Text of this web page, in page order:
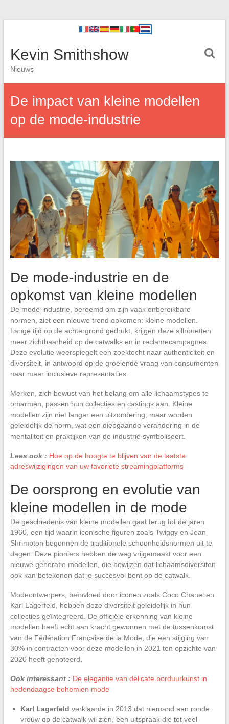
Kevin Smithshow
Nieuws
De impact van kleine modellen
op de mode-industrie
De mode-industrie en de
opkomst van kleine modellen
De mode-industrie, beroemd om zijn vaak onbereikbare
normen, ziet een nieuwe trend opkomen: kleine modellen.
Lange tijd op de achtergrond gedrukt, krijgen deze silhouetten
meer zichtbaarheid op de catwalks en in reclamecampagnes.
Deze evolutie weerspiegelt een zoektocht naar authenticiteit en
diversiteit, in antwoord op de groeiende vraag van consumenten
naar meer inclusieve representaties.
Merken, zich bewust van het belang om alle lichaamstypes te
omarmen, passen hun collecties en castings aan. Kleine
modellen zijn niet langer een uitzondering, maar worden
geleidelijk de norm, wat een diepgaande verandering in de
mentaliteit en praktijken van de industrie symboliseert.
Lees ook : Hoe op de hoogte te blijven van de laatste
adreswijzigingen van uw favoriete streamingplatforms
De oorsprong en evolutie van
kleine modellen in de mode
De geschiedenis van kleine modellen gaat terug tot de jaren
1960, een tijd waarin iconische figuren zoals Twiggy en Jean
Shrimpton begonnen de traditionele schoonheidsnormen uit te
dagen. Deze pioniers hebben de weg vrijgemaakt voor een
nieuwe generatie modellen, die bewijzen dat lichaamsdiversiteit
ook kan betekenen dat je succesvol bent op de catwalk.
Modeontwerpers, beïnvloed door iconen zoals Coco Chanel en
Karl Lagerfeld, hebben deze diversiteit geleidelijk in hun
collecties geïntegreerd. De officiële erkenning van kleine
modellen heeft echt aan kracht gewonnen met de tussenkomst
van de Fédération Française de la Mode, die een stijging van
30% in contracten voor deze modellen in 2021 ten opzichte van
2020 heeft genoteerd.
Ook interessant : De elegantie van delicate borduurkunst in
hedendaagse bohemien mode
Karl Lagerfeld verklaarde in 2013 dat niemand een ronde
vrouw op de catwalk wil zien, een uitspraak die tot veel